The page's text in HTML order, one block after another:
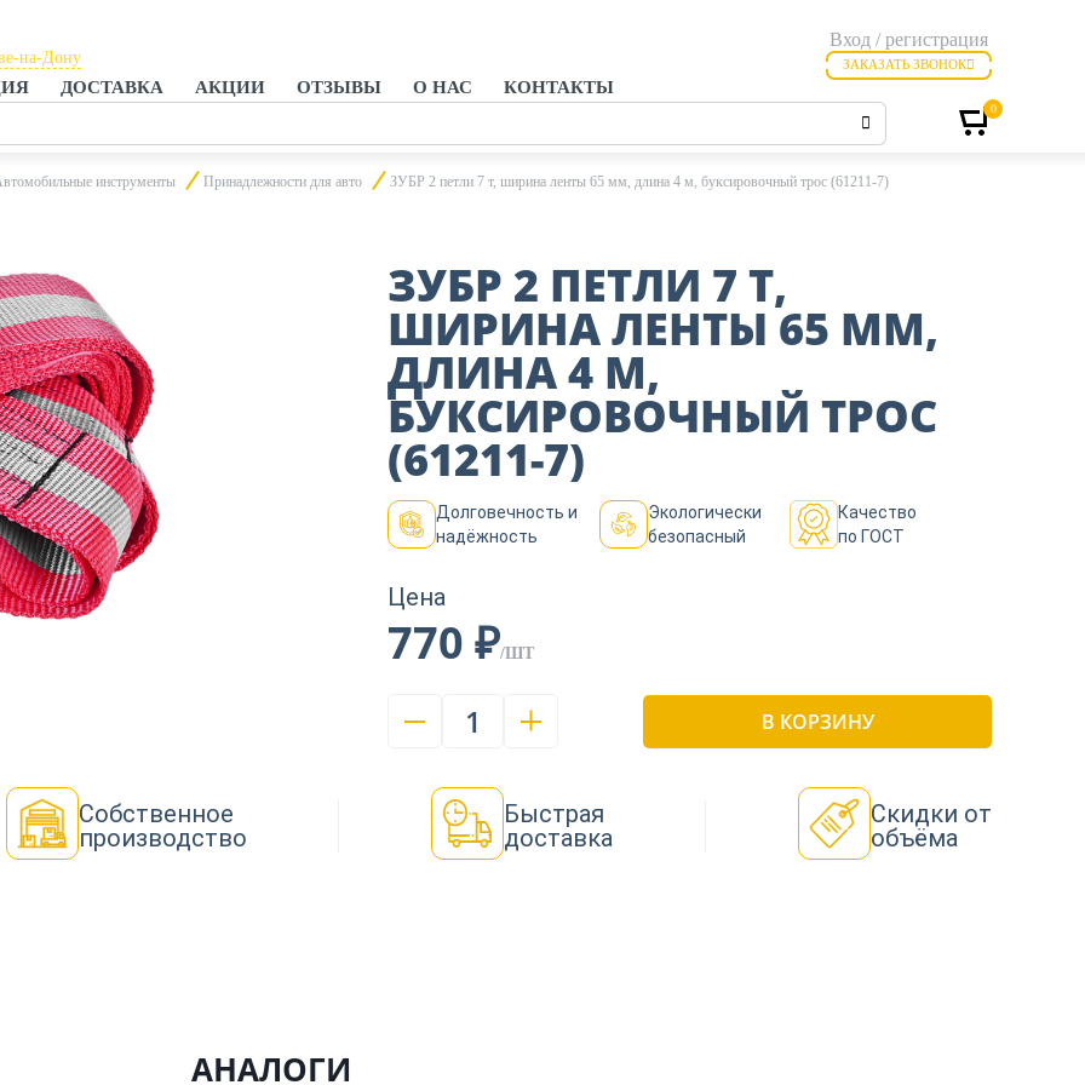
ДОСТАВКА АКЦИИ ОТЗЫВЫ О НАС КОНТАКТЫ
на-Дону
на-Дону
Вход / регистрация
ЗАКАЗАТЬ ЗВОНОК
0
инструменты Принадлежности для авто ЗУБР 2 петли 7 т, ширина ленты 65 мм, длина 4 м, буксировочный трос (61211-7)
ЗУБР 2 ПЕТЛИ 7 Т,
ШИРИНА ЛЕНТЫ 65 ММ,
ДЛИНА 4 М,
БУКСИРОВОЧНЫЙ ТРОС
(61211-7)
Долговечность и
надёжность
Экологически
безопасный
Качество
по ГОСТ
Цена
770 ₽/ШТ
1 В КОРЗИНУ
Собственное
производство
Быстрая
доставка
Скидки от
объёма
АНАЛОГИ